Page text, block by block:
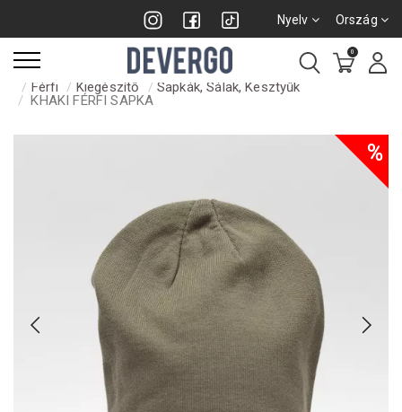
Nyelv Ország
0
Férfi Kiegészítő
Sapkák, Sálak, Kesztyűk
KHAKI FÉRFI SAPKA
%